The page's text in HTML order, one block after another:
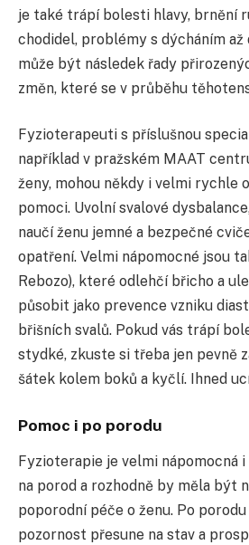
je také trápí bolesti hlavy, brnění
chodidel, problémy s dýcháním až
může být následek řady
změn, které se v průběhu
Fyzioterapeuti s příslušnou
například v pražském MAAT
ženy, mohou někdy i velmi rychle
pomoci. Uvolní svalové
naučí ženu jemné a bezpečné
opatření. Velmi nápomocné jsou
Rebozo), které odlehčí břicho a
působit jako prevence vzniku
břišních svalů. Pokud vás trápí
stydké, zkuste si třeba jen pevně
šátek kolem boků a kyčlí. Ihned
Pomoc i po porodu
Fyzioterapie je velmi nápomocná
na porod a rozhodně by měla být
poporodní péče o ženu. Po
pozornost přesune na stav a